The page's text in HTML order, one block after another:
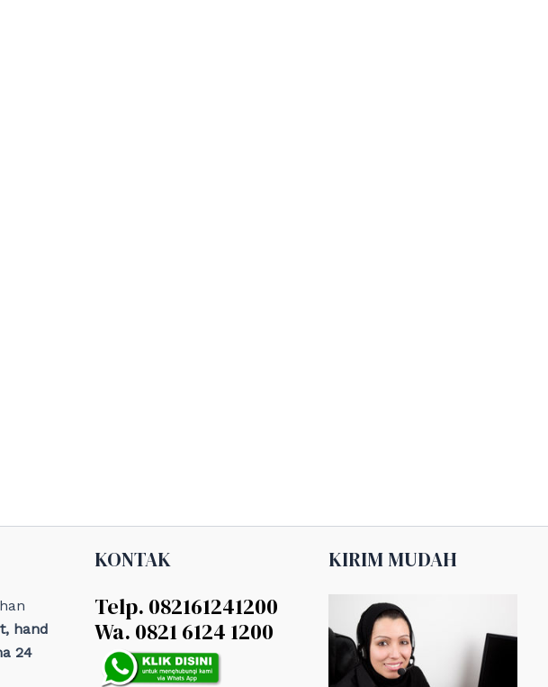
hand
24
KONTAK
Telp. 082161241200
Wa. 0821 6124 1200
KIRIM MUDAH